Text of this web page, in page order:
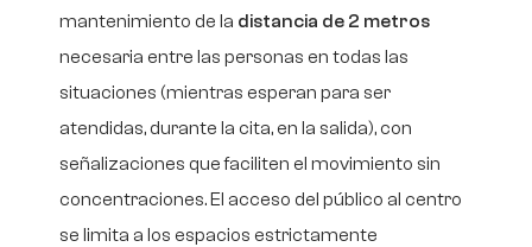
mantenimiento de la distancia de 2 metros
necesaria entre las personas en todas las
situaciones (mientras esperan para ser
atendidas, durante la cita, en la salida), con
señalizaciones que faciliten el movimiento sin
concentraciones. El acceso del público al centro
se limita a los espacios estrictamente